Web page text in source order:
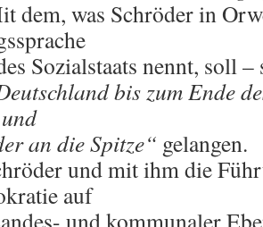
dem, was Schröder in
Sozialstaats nennt, soll
bis zum Ende
an die Spitze“ gelangen.
und mit ihm die
auf
und kommunaler